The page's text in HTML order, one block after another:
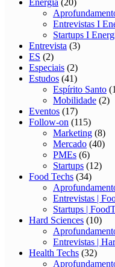
Energia (20)
Entrevistas I
Startups I
Entrevista (3)
ES (2)
Especiais (2)
Estudos (41)
Espírito Santo
Mobilidade (2)
Eventos (17)
Follow-on (115)
Marketing (8)
Mercado (40)
PMEs (6)
Startups (12)
Food Techs (34)
Entrevistas |
Startups |
Hard Sciences (10)
Entrevistas |
Health Techs (32)